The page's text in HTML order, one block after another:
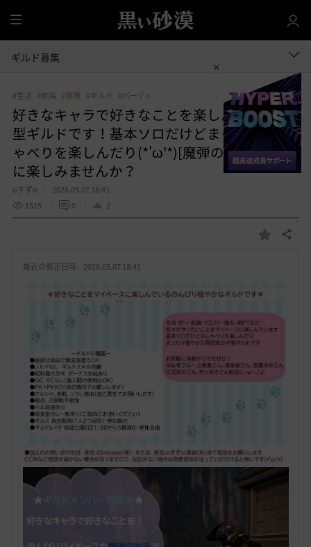
全
体
ギルド募集
#生活 #航海 #冒険 #ギルド #パーティ
好きなキャラで好きなことを楽しんでいる中
型ギルドです！基本ソロだけどまったりおし
ゃべりを楽しんだり(*'ω'*)[魔弾の射手]で一緒
に楽しみませんか？
oすずo
2026.05.07 18:41
1515
0 2
お 共有する
最近の修正日時 : 2026.05.07 18:41